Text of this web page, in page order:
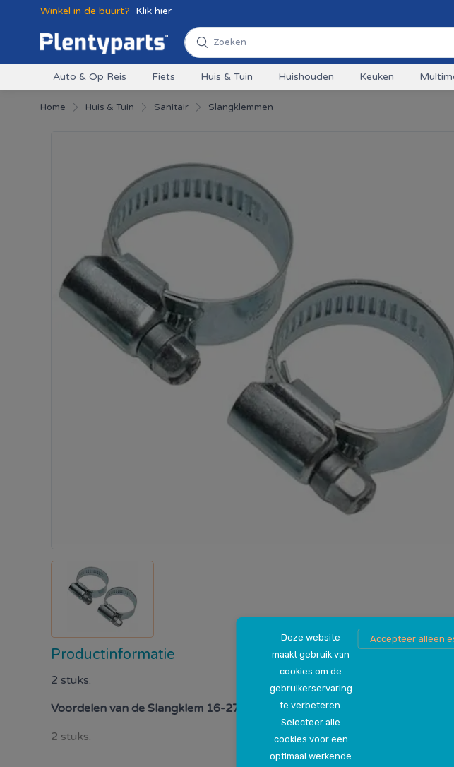
Deze website
maakt gebruik van
cookies om de
gebruikerservaring
te verbeteren.
Selecteer alle
cookies voor een
optimaal werkende
Accepteer alleen
Winkel in de buurt? Klik hier
Auto & Op Reis Fiets Huis & Tuin Huishouden Keuken
Home Huis & Tuin Sanitair Slangklemmen
Productinformatie
2 stuks.
Voordelen van de Slangklem 16-27 mm
2 stuks.